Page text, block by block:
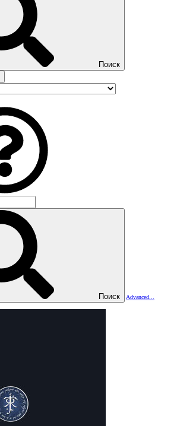
Поиск
Поиск
Advanced...